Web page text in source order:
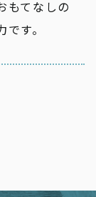
もてなしの
す。